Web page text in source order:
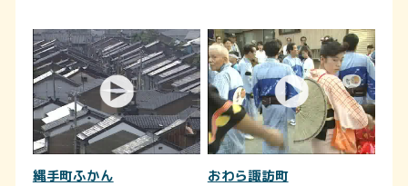
縄手町ふかん おわら諏訪町